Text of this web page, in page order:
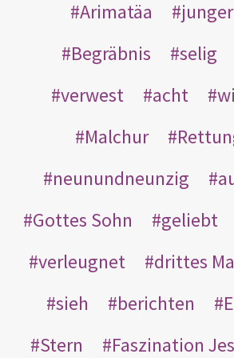
Arimatäa
Begräbnis
selig
verwest
acht
Malchur
neunundneunzig
Gottes Sohn
geliebt
verleugnet
drittes
sieh
berichten
Stern
Faszination